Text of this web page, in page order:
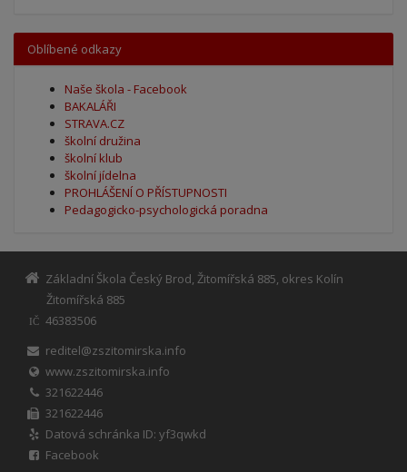
Oblíbené odkazy
Naše škola - Facebook
BAKALÁŘI
STRAVA.CZ
školní družina
školní klub
školní jídelna
PROHLÁŠENÍ O PŘÍSTUPNOSTI
Pedagogicko-psychologická poradna
Základní Škola Český Brod, Žitomířská 885, okres Kolín
Žitomířská 885
IČ
46383506
reditel@zszitomirska.info
www.zszitomirska.info
321622446
321622446
Datová schránka ID: yf3qwkd
Facebook